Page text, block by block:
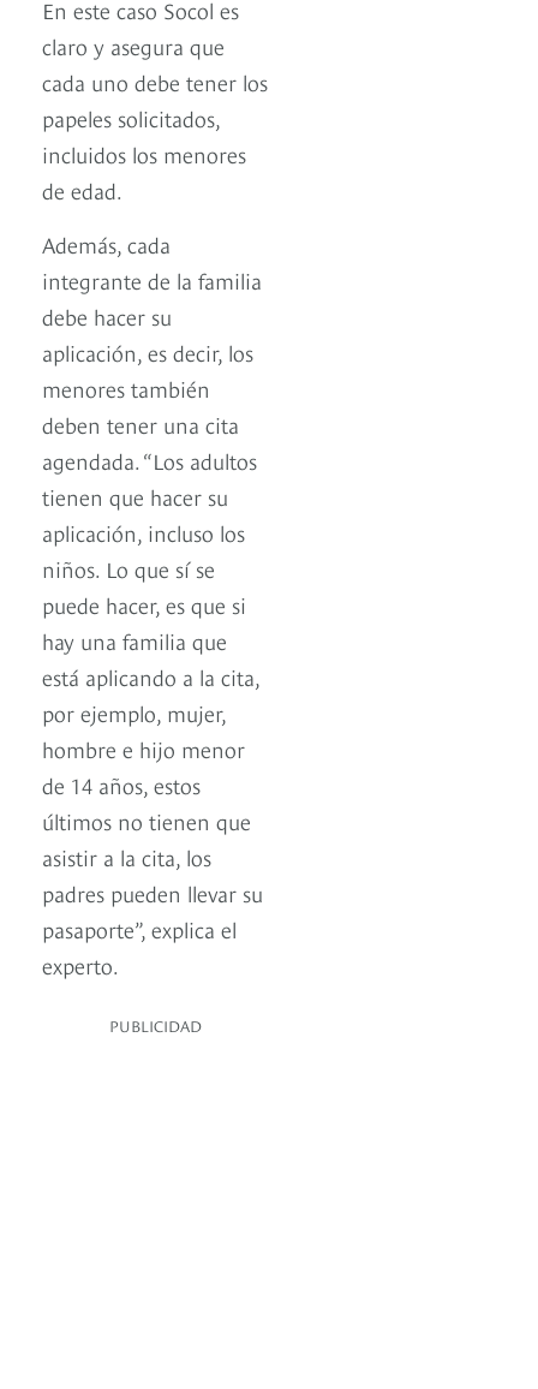
En este caso Socol es
claro y asegura que
cada uno debe tener los
papeles solicitados,
incluidos los menores
de edad.
Además, cada
integrante de la familia
debe hacer su
aplicación, es decir, los
menores también
deben tener una cita
agendada. “Los adultos
tienen que hacer su
aplicación, incluso los
niños. Lo que sí se
puede hacer, es que si
hay una familia que
está aplicando a la cita,
por ejemplo, mujer,
hombre e hijo menor
de 14 años, estos
últimos no tienen que
asistir a la cita, los
padres pueden llevar su
pasaporte”, explica el
experto.
PUBLICIDAD